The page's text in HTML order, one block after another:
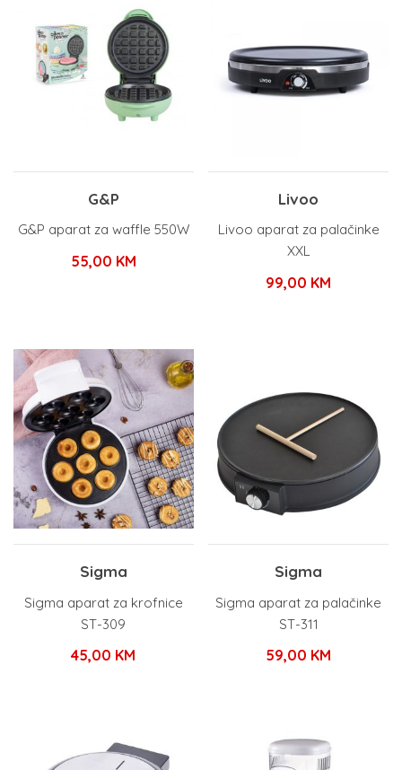
G&P
G&P aparat za waffle 550W
55,00 KM
Livoo
Livoo aparat za palačinke
XXL
99,00 KM
Sigma
Sigma aparat za krofnice
ST-309
45,00 KM
Sigma
Sigma aparat za palačinke
ST-311
59,00 KM